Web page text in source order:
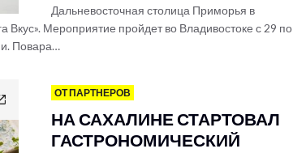
Дальневосточная столица Приморья в
Вкус». Мероприятие пройдет во Владивостоке с 29 по
Повара…
ОТ ПАРТНЕРОВ
НА САХАЛИНЕ СТАРТОВАЛ
ГАСТРОНОМИЧЕСКИЙ